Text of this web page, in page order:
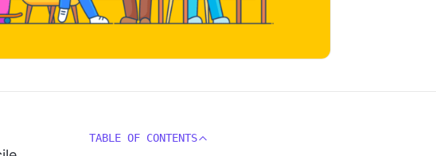
TABLE OF CONTENTS